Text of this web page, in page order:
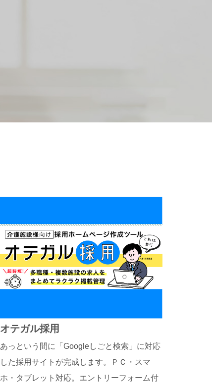
オテガル採用
あっという間に「Googleしごと検索」に対応
した採用サイトが完成します。ＰＣ・スマ
ホ・タブレット対応。エントリーフォーム付